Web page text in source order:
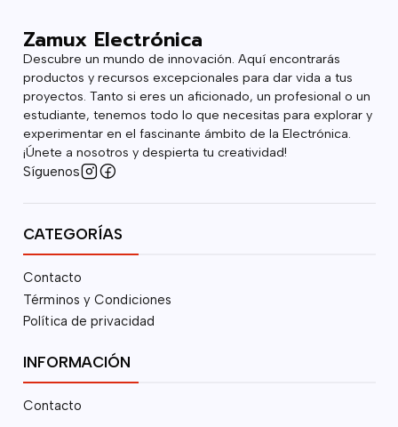
Zamux Electrónica
Descubre un mundo de innovación. Aquí encontrarás
productos y recursos excepcionales para dar vida a tus
proyectos. Tanto si eres un aficionado, un profesional o un
estudiante, tenemos todo lo que necesitas para explorar y
experimentar en el fascinante ámbito de la Electrónica.
¡Únete a nosotros y despierta tu creatividad!
Síguenos
CATEGORÍAS
Contacto
Términos y Condiciones
Política de privacidad
INFORMACIÓN
Contacto